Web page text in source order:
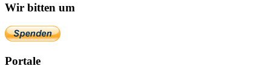
Wir bitten um
Portale